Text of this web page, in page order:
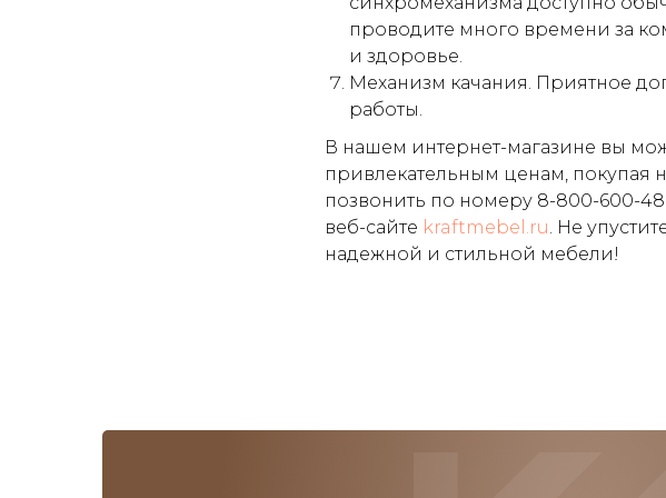
проводите много времени за
и здоровье.
Механизм качания. Приятное
работы.
В нашем интернет-магазине вы
привлекательным ценам, покупая
позвонить по номеру 8-800-600-
веб-сайте kraftmebel.ru. Не
надежной и стильной мебели!